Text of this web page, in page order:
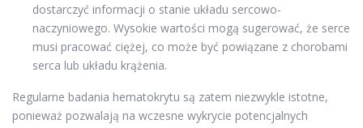
dostarczyć informacji o stanie układu sercowo-
naczyniowego. Wysokie wartości mogą sugerować, że serce
musi pracować ciężej, co może być powiązane z chorobami
serca lub układu krążenia.
Regularne badania hematokrytu są zatem niezwykle istotne,
ponieważ pozwalają na wczesne wykrycie potencjalnych